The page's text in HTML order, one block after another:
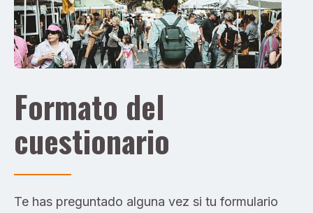
Formato del
cuestionario
Te has preguntado alguna vez si tu formulario